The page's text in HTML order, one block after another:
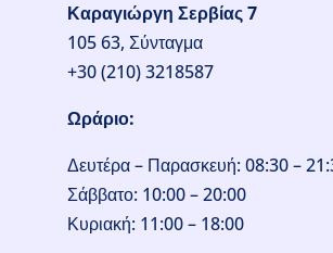
Καραγιώργη Σερβίας 7
105 63, Σύνταγμα
+30 (210) 3218587
Ωράριο:
Δευτέρα – Παρασκευή: 08:30 –
Σάββατο: 10:00 – 20:00
Κυριακή: 11:00 – 18:00